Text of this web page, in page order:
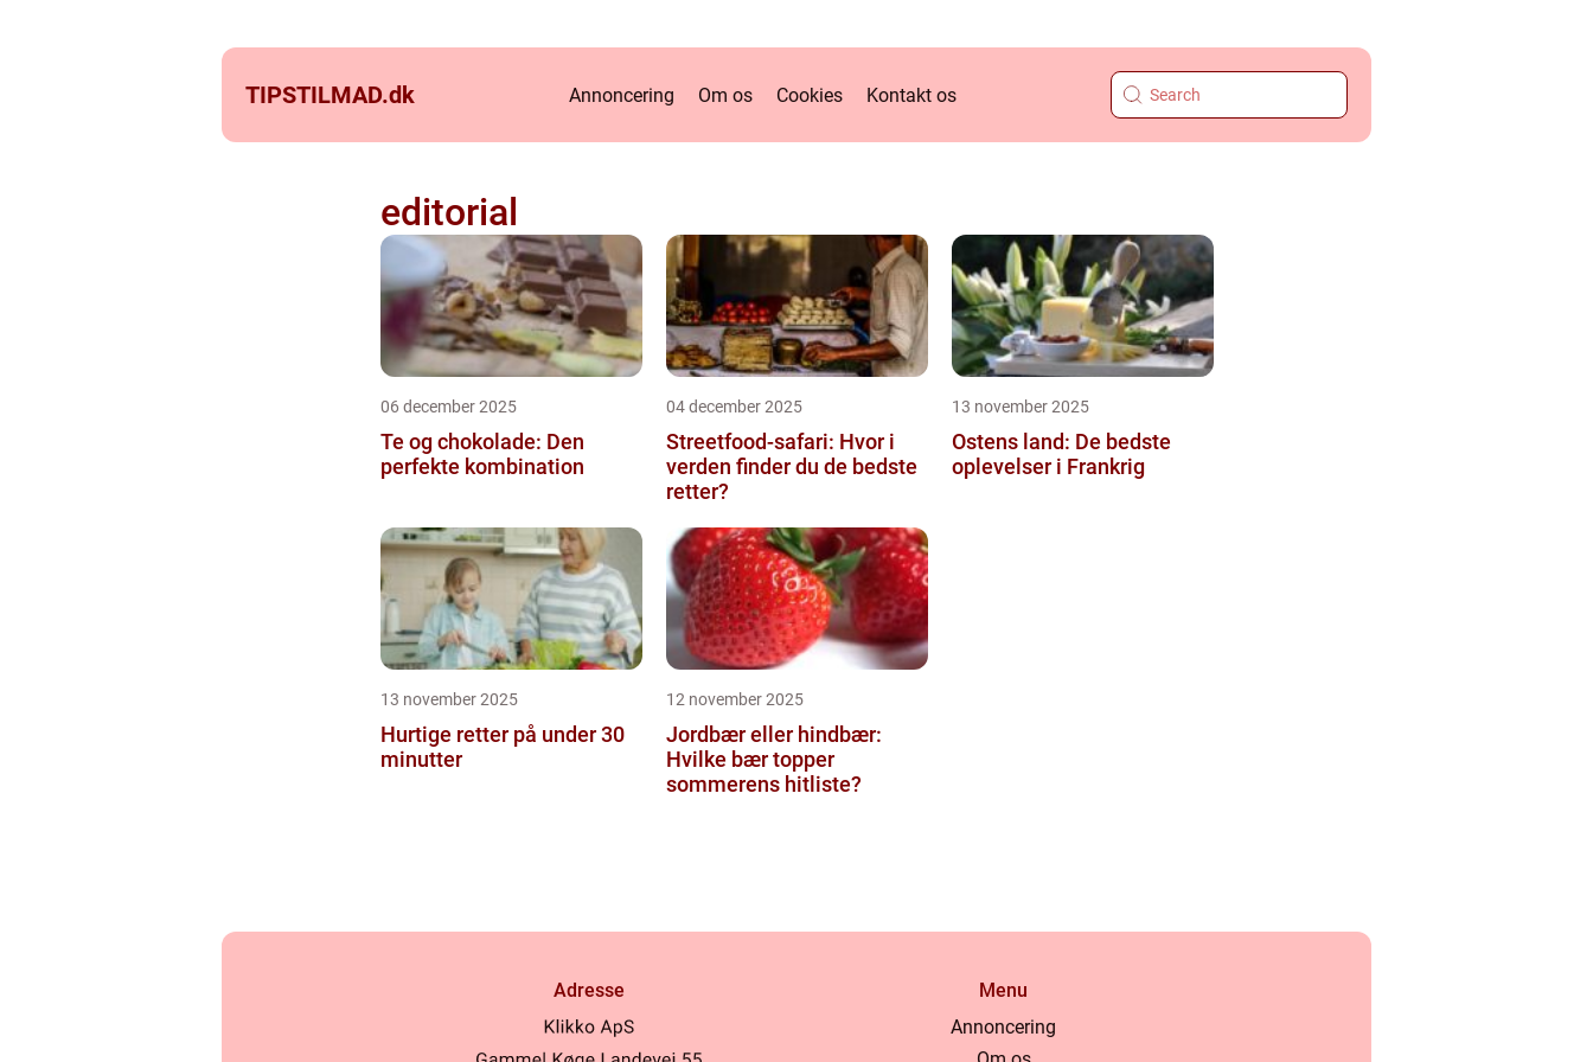
TIPSTILMAD.dk Annoncering Om os Cookies Kontakt os
editorial
06 december 2025
Te og chokolade: Den
perfekte kombination
04 december 2025
Streetfood-safari: Hvor i
verden finder du de bedste
retter?
13 november 2025
Ostens land: De bedste
oplevelser i Frankrig
13 november 2025
Hurtige retter på under 30
minutter
12 november 2025
Jordbær eller hindbær:
Hvilke bær topper
sommerens hitliste?
Adresse
Menu
Annoncering